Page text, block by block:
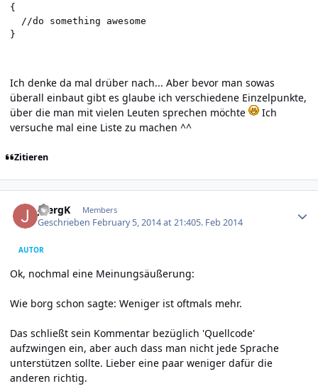
{
//do something awesome
}
Ich denke da mal drüber nach... Aber bevor man sowas
überall einbaut gibt es glaube ich verschiedene Einzelpunkte,
über die man mit vielen Leuten sprechen möchte
Ich
versuche mal eine Liste zu machen ^^
Zitieren
JoergK Members
Geschrieben February 5, 2014 at 21:405. Feb 2014
AUTOR
Ok, nochmal eine Meinungsäußerung:
Wie borg schon sagte: Weniger ist oftmals mehr.
Das schließt sein Kommentar bezüglich 'Quellcode'
aufzwingen ein, aber auch dass man nicht jede Sprache
unterstützen sollte. Lieber eine paar weniger dafür die
anderen richtig.